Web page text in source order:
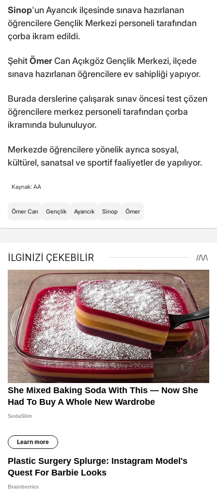
Sinop'un Ayancık ilçesinde sınava hazırlanan
öğrencilere Gençlik Merkezi personeli tarafından
çorba ikram edildi.
ŞehitÖmerCan Açıkgöz Gençlik Merkezi, ilçede
sınava hazırlanan öğrencilere ev sahipliği yapıyor.
Burada derslerine çalışarak sınav öncesi test çözen
öğrencilere merkez personeli tarafından çorba
ikramında bulunuluyor.
Merkezde öğrencilere yönelik ayrıca sosyal,
kültürel, sanatsal ve sportif faaliyetler de yapılıyor.
Kaynak: AA
Ömer Can Gençlik Ayancık Sinop Ömer